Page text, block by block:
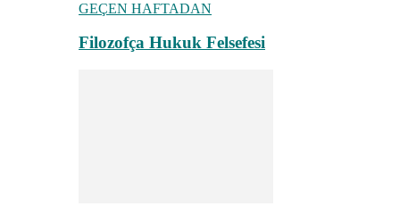
GEÇEN HAFTADAN
Filozofça Hukuk Felsefesi